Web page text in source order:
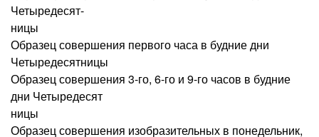
Четыредесят-
ницы
Образец совершения первого часа в будние дни
Четыредесятницы
Образец совершения 3-го, 6-го и 9-го часов в будние
дни Четыредесят
ницы
Образец совершения изобразительных в понедельник,